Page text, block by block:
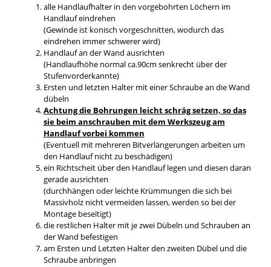
alle Handlaufhalter in den vorgebohrten Löchern im
Handlauf eindrehen
(Gewinde ist konisch vorgeschnitten, wodurch das
eindrehen immer schwerer wird)
Handlauf an der Wand ausrichten
(Handlaufhöhe normal ca.90cm senkrecht über der
Stufenvorderkannte)
Ersten und letzten Halter mit einer Schraube an die Wand
dübeln
Achtung die Bohrungen leicht schräg setzen, so das
sie beim anschrauben mit dem Werkszeug am
Handlauf vorbei kommen
(Eventuell mit mehreren Bitverlängerungen arbeiten um
den Handlauf nicht zu beschädigen)
ein Richtscheit über den Handlauf legen und diesen daran
gerade ausrichten
(durchhängen oder leichte Krümmungen die sich bei
Massivholz nicht vermeiden lassen, werden so bei der
Montage beseitigt)
die restlichen Halter mit je zwei Dübeln und Schrauben an
der Wand befestigen
am Ersten und Letzten Halter den zweiten Dübel und die
Schraube anbringen